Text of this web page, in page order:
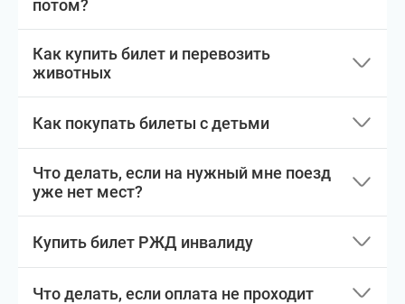
потом?
Как купить билет и перевозить
животных
Как покупать билеты с детьми
Что делать, если на нужный мне поезд
уже нет мест?
Купить билет РЖД инвалиду
Что делать, если оплата не проходит